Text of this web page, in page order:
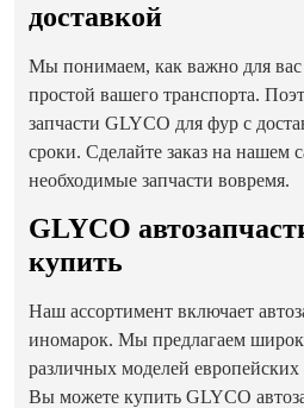
доставкой
Мы понимаем, как важно для
простой вашего транспорта.
запчасти GLYCO для фур с
сроки. Сделайте заказ на нашем
необходимые запчасти вовремя.
GLYCO
купить
Наш ассортимент включает
иномарок. Мы предлагаем
различных моделей европейских
Вы можете купить GLYCO